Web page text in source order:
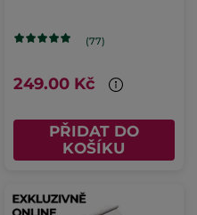
(77)
249.00 Kč
PŘIDAT DO
KOŠÍKU